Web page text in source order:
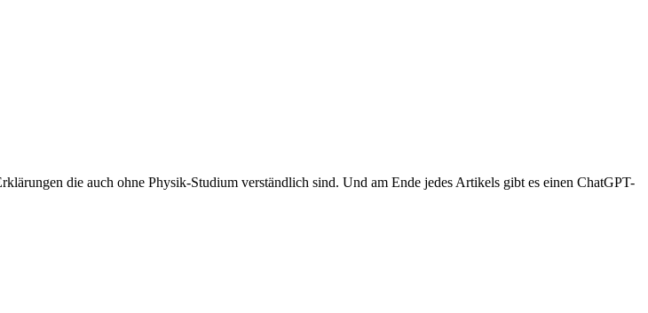
die auch ohne Physik-Studium verständlich sind. Und am Ende jedes Artikels gibt es einen ChatGPT-